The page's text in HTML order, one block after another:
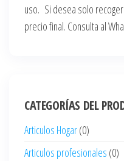
uso. Si desea solo
precio final. Consulta al
CATEGORÍAS DEL
Articulos Hogar(0)
Articulos profesionales (0)